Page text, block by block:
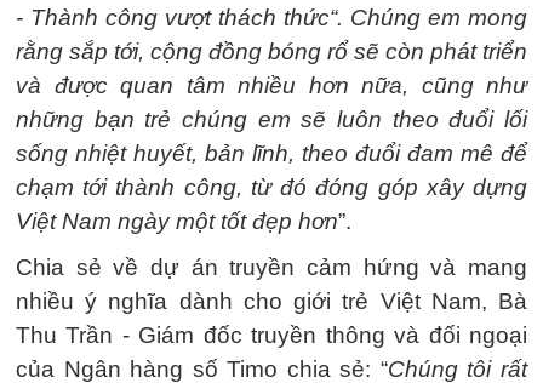
- Thành công vượt thách thức“. Chúng em mong
rằng sắp tới, cộng đồng bóng rổ sẽ còn phát triển
và được quan tâm nhiều hơn nữa, cũng như
những bạn trẻ chúng em sẽ luôn theo đuổi lối
sống nhiệt huyết, bản lĩnh, theo đuổi đam mê để
chạm tới thành công, từ đó đóng góp xây dựng
Việt Nam ngày một tốt đẹp hơn”.
Chia sẻ về dự án truyền cảm hứng và mang
nhiều ý nghĩa dành cho giới trẻ Việt Nam, Bà
Thu Trần - Giám đốc truyền thông và đối ngoại
của Ngân hàng số Timo chia sẻ: “Chúng tôi rất